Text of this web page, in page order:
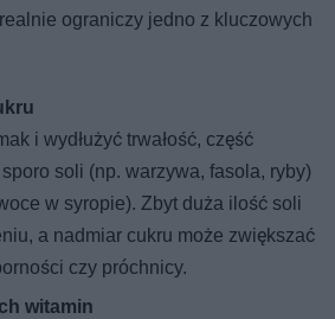
ograniczy jedno z kluczowych
i wydłużyć trwałość, część
soli (np. warzywa, fasola, ryby)
w syropie). Zbyt duża ilość soli
a nadmiar cukru może zwiększać
czy próchnicy.
witamin